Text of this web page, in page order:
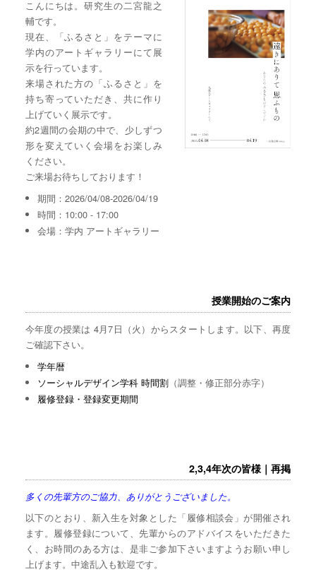
こんにちは。研究生の二宮龍之
輔です。
現在、「ふるさと」をテーマに
学内のアートギャラリーにて展
示を行っています。
来場された方の「ふるさと」を
持ち寄っていただき、共に作り
上げていく展示です。
約2週間の会期の中で、少しずつ
形を変えていく会場をお楽しみ
ください。
ご来場お待ちしております！
期間：2026/04/08-2026/04/19
時間：10:00 - 17:00
会場：学内 アートギャラリー
授業開始のご案内
今年度の授業は 4月7日（火）からスタートします。以下、再度
ご確認下さい。
学年暦
ソーシャルデザイン学科 時間割 （調整・修正部分赤字）
履修登録・登録変更期間
2,3,4年次の皆様｜再掲
多くの先輩方のご協力、ありがとうございました。
以下のとおり、新入生を対象とした「履修相談会」が開催され
ます。履修登録について、先輩からのアドバイスをいただきた
く、お時間のある方は、是非ご参加下さいますようお願い申し
上げます。中途乱入も歓迎です。